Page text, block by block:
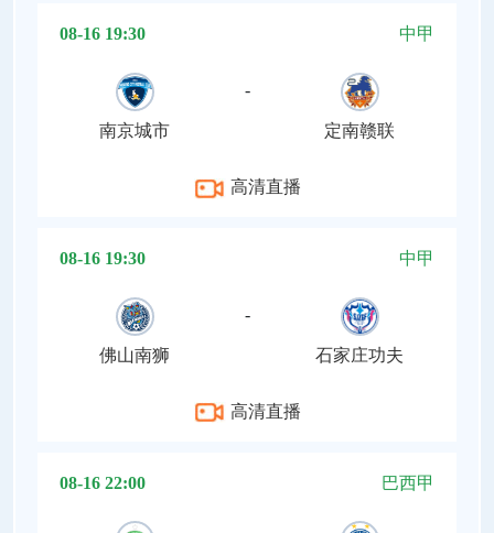
08-16 19:30 中甲
南京城市
-
定南赣联
高清直播
08-16 19:30 中甲
佛山南狮
-
石家庄功夫
高清直播
08-16 22:00 巴西甲